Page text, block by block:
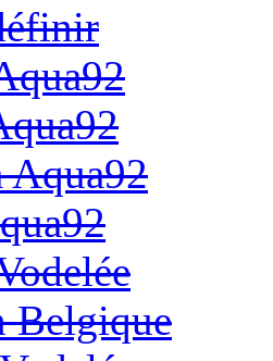
Aqua92
Belgique